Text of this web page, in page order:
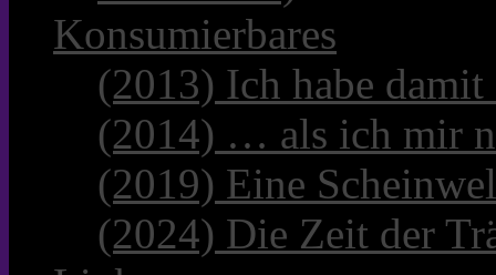
Konsumierbares
(2013) Ich habe
(2014) … als ich mir
(2019) Eine
(2024) Die Zeit der